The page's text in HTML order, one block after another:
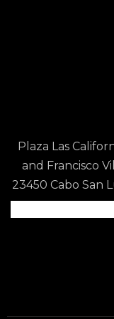
Plaza Las
and Francisco
23450 Cabo San